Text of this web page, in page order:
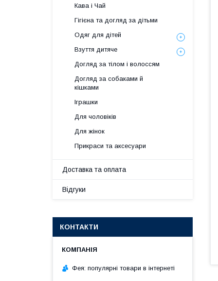
Кава і Чай
Гігієна та догляд за дітьми
Одяг для дітей
Взуття дитяче
Догляд за тілом і волоссям
Догляд за собаками й
кішками
Іграшки
Для чоловіків
Для жінок
Прикраси та аксесуари
Доставка та оплата
Відгуки
КОНТАКТИ
Фея: популярні товари в інтернеті